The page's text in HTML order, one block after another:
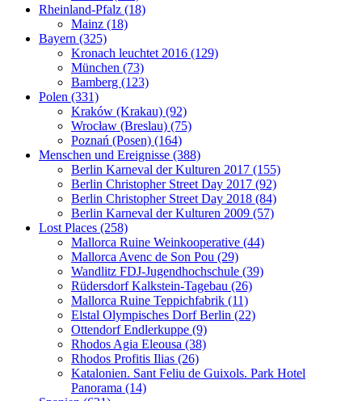
Rheinland-Pfalz (18)
Mainz (18)
Bayern (325)
Kronach leuchtet 2016 (129)
München (73)
Bamberg (123)
Polen (331)
Kraków (Krakau) (92)
Wrocław (Breslau) (75)
Poznań (Posen) (164)
Menschen und Ereignisse (388)
Berlin Karneval der Kulturen 2017 (155)
Berlin Christopher Street Day 2017 (92)
Berlin Christopher Street Day 2018 (84)
Berlin Karneval der Kulturen 2009 (57)
Lost Places (258)
Mallorca Ruine Weinkooperative (44)
Mallorca Avenc de Son Pou (29)
Wandlitz FDJ-Jugendhochschule (39)
Rüdersdorf Kalkstein-Tagebau (26)
Mallorca Ruine Teppichfabrik (11)
Elstal Olympisches Dorf Berlin (22)
Ottendorf Endlerkuppe (9)
Rhodos Agia Eleousa (38)
Rhodos Profitis Ilias (26)
Katalonien. Sant Feliu de Guixols. Park Hotel
Panorama (14)